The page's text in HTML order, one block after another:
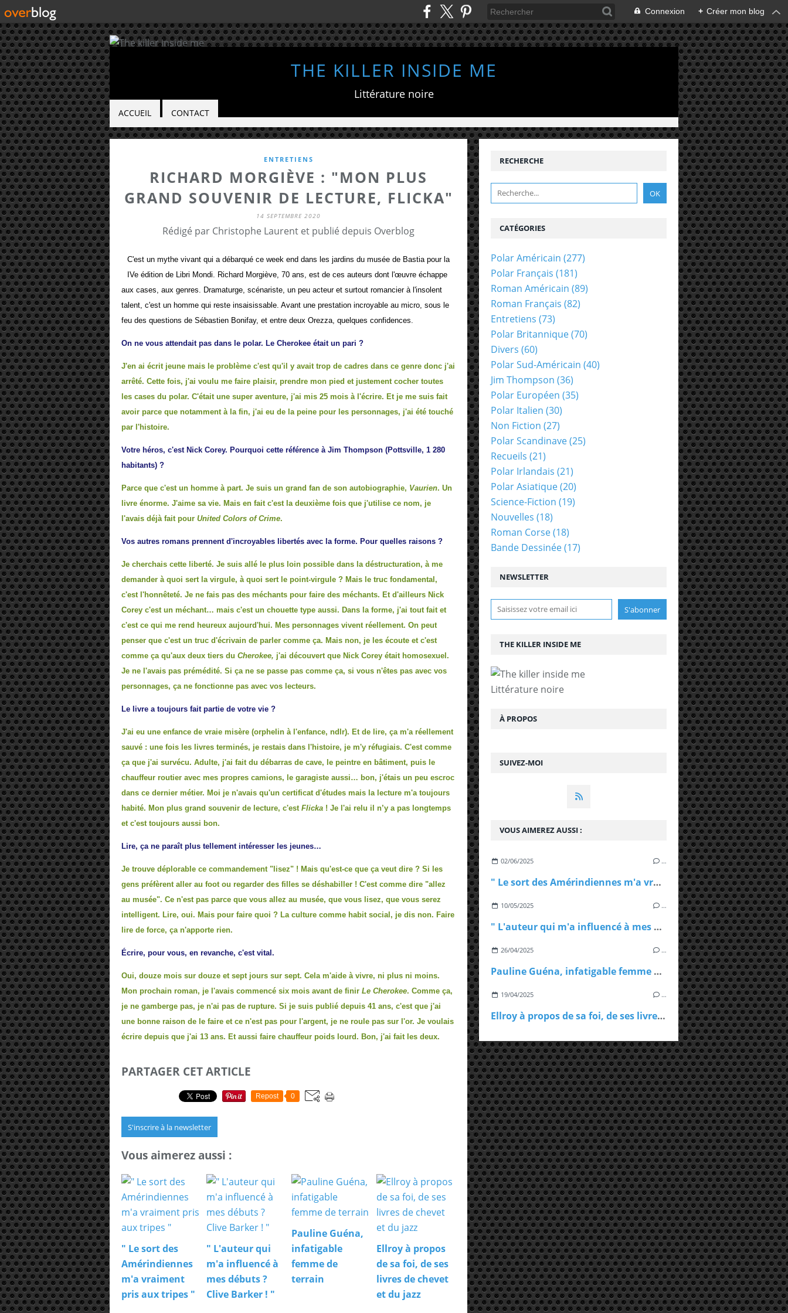
Connexion + Créer mon blog
THE KILLER INSIDE ME
Littérature noire
ACCUEIL CONTACT
ENTRETIENS
RICHARD MORGIÈVE : "MON PLUS
GRAND SOUVENIR DE LECTURE, FLICKA"
14 SEPTEMBRE 2020
Rédigé par Christophe Laurent et publié depuis Overblog
C'est un mythe vivant qui a débarqué ce week end dans les jardins du musée de Bastia pour la
IVe édition de Libri Mondi. Richard Morgiève, 70 ans, est de ces auteurs dont l'œuvre échappe
aux cases, aux genres. Dramaturge, scénariste, un peu acteur et surtout romancier à l'insolent
talent, c'est un homme qui reste insaisissable. Avant une prestation incroyable au micro, sous le
feu des questions de Sébastien Bonifay, et entre deux Orezza, quelques confidences.
On ne vous attendait pas dans le polar. Le Cherokee était un pari ?
J'en ai écrit jeune mais le problème c'est qu'il y avait trop de cadres dans ce genre donc j'ai
arrêté. Cette fois, j'ai voulu me faire plaisir, prendre mon pied et justement cocher toutes
les cases du polar. C'était une super aventure, j'ai mis 25 mois à l'écrire. Et je me suis fait
avoir parce que notamment à la fin, j'ai eu de la peine pour les personnages, j'ai été touché
par l'histoire.
Votre héros, c'est Nick Corey. Pourquoi cette référence à Jim Thompson (Pottsville, 1 280
habitants) ?
Parce que c'est un homme à part. Je suis un grand fan de son autobiographie, Vaurien. Un
livre énorme. J'aime sa vie. Mais en fait c'est la deuxième fois que j'utilise ce nom, je
l'avais déjà fait pour United Colors of Crime.
Vos autres romans prennent d'incroyables libertés avec la forme. Pour quelles raisons ?
Je cherchais cette liberté. Je suis allé le plus loin possible dans la déstructuration, à me
demander à quoi sert la virgule, à quoi sert le point-virgule ? Mais le truc fondamental,
c'est l'honnêteté. Je ne fais pas des méchants pour faire des méchants. Et d'ailleurs Nick
Corey c'est un méchant… mais c'est un chouette type aussi. Dans la forme, j'ai tout fait et
c'est ce qui me rend heureux aujourd'hui. Mes personnages vivent réellement. On peut
penser que c'est un truc d'écrivain de parler comme ça. Mais non, je les écoute et c'est
comme ça qu'aux deux tiers du Cherokee, j'ai découvert que Nick Corey était homosexuel.
Je ne l'avais pas prémédité. Si ça ne se passe pas comme ça, si vous n'êtes pas avec vos
personnages, ça ne fonctionne pas avec vos lecteurs.
Le livre a toujours fait partie de votre vie ?
J'ai eu une enfance de vraie misère (orphelin à l'enfance, ndlr). Et de lire, ça m'a réellement
sauvé : une fois les livres terminés, je restais dans l'histoire, je m'y réfugiais. C'est comme
ça que j'ai survécu. Adulte, j'ai fait du débarras de cave, le peintre en bâtiment, puis le
chauffeur routier avec mes propres camions, le garagiste aussi… bon, j'étais un peu escroc
dans ce dernier métier. Moi je n'avais qu'un certificat d'études mais la lecture m'a toujours
habité. Mon plus grand souvenir de lecture, c'est Flicka ! Je l'ai relu il n’y a pas longtemps
et c'est toujours aussi bon.
Lire, ça ne paraît plus tellement intéresser les jeunes…
Je trouve déplorable ce commandement "lisez" ! Mais qu'est-ce que ça veut dire ? Si les
gens préfèrent aller au foot ou regarder des filles se déshabiller ! C'est comme dire "allez
au musée". Ce n'est pas parce que vous allez au musée, que vous lisez, que vous serez
intelligent. Lire, oui. Mais pour faire quoi ? La culture comme habit social, je dis non. Faire
lire de force, ça n'apporte rien.
Écrire, pour vous, en revanche, c'est vital.
Oui, douze mois sur douze et sept jours sur sept. Cela m'aide à vivre, ni plus ni moins.
Mon prochain roman, je l'avais commencé six mois avant de finir Le Cherokee. Comme ça,
je ne gamberge pas, je n'ai pas de rupture. Si je suis publié depuis 41 ans, c'est que j'ai
une bonne raison de le faire et ce n'est pas pour l'argent, je ne roule pas sur l'or. Je voulais
écrire depuis que j'ai 13 ans. Et aussi faire chauffeur poids lourd. Bon, j'ai fait les deux.
PARTAGER CET ARTICLE
Repost 0
S'inscrire à la newsletter
Vous aimerez aussi :
" Le sort des
Amérindiennes
m'a vraiment
pris aux tripes "
" L'auteur qui
m'a influencé à
mes débuts ?
Clive Barker ! "
Pauline Guéna,
infatigable
femme de
terrain
Ellroy à propos
de sa foi, de ses
livres de chevet
et du jazz
NEWSLETTER
SUIVEZ-MOI
RECHERCHE
THE KILLER INSIDE ME
Littérature noire
À PROPOS
VOUS AIMEREZ AUSSI :
02/06/2025 …
" Le sort des Amérindiennes m'a vraiment pris aux tripes "
10/05/2025 …
" L'auteur qui m'a influencé à mes débuts ? Clive Barker ! "
26/04/2025 …
Pauline Guéna, infatigable femme de terrain
19/04/2025 …
Ellroy à propos de sa foi, de ses livres de chevet et du jazz
CATÉGORIES
Polar Américain (277)
Polar Français (181)
Roman Américain (89)
Roman Français (82)
Entretiens (73)
Polar Britannique(70)
Divers (60)
Polar Sud-Américain (40)
Jim Thompson (36)
Polar Européen (35)
Polar Italien (30)
Non Fiction (27)
Polar Scandinave(25)
Recueils (21)
Polar Irlandais (21)
Polar Asiatique(20)
Science-Fiction (19)
Nouvelles (18)
Roman Corse(18)
Bande Dessinée(17)